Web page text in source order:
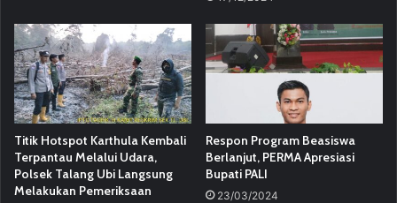
Titik Hotspot Karthula Kembali
Terpantau Melalui Udara,
Polsek Talang Ubi Langsung
Melakukan Pemeriksaan
Respon Program Beasiswa
Berlanjut, PERMA Apresiasi
Bupati PALI
23/03/2024